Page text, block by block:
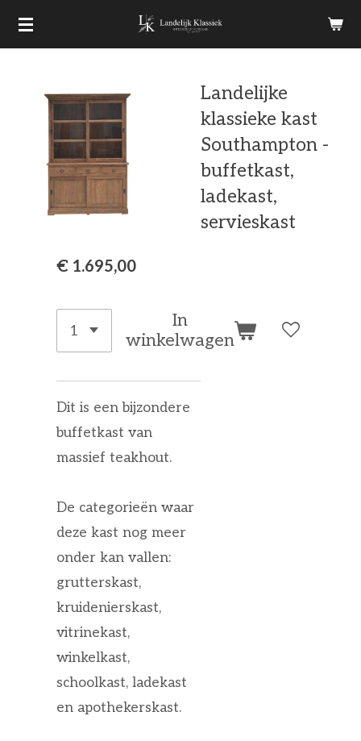
Ga
direct
hoofdinhoud
Landelijke
klassieke kast
Southampton -
buffetkast,
ladekast,
servieskast
€ 1.695,00
In
winkelwagen
Dit is een bijzondere
buffetkast van
massief teakhout.
De categorieën waar
deze kast nog meer
onder kan vallen:
grutterskast,
kruidenierskast,
vitrinekast,
winkelkast,
schoolkast, ladekast
en apothekerskast.